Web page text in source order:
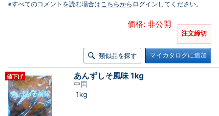
※すべてのコメントを読む場合はこちらから ログインしてください。
価格: 非公開
注文締切
類似品を探す マイカタログに追加
値下げ あんずしそ風味 1kg
中国
1kg